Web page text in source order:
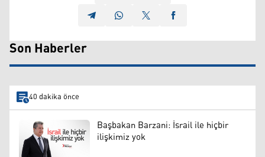
Son Haberler
40 dakika önce
Başbakan Barzani: İsrail ile hiçbir
ilişkimiz yok